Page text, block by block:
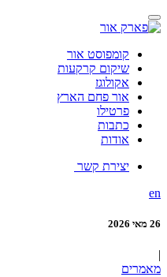
קומפוסט אור
שיקום קרקעות
אקולוגז
אור פחם הארץ
פרטילו
כתבות
אודות
יצירת קשר
en
26 מאי 2026
|
מאמרים